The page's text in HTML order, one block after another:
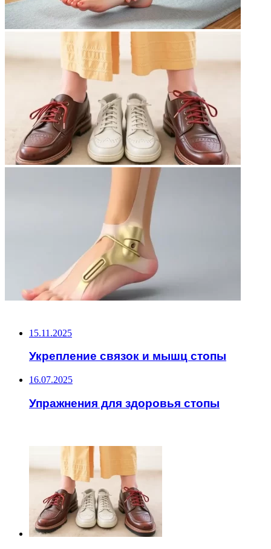
15.11.2025
Укрепление связок и мышц стопы
16.07.2025
Упражнения для здоровья стопы